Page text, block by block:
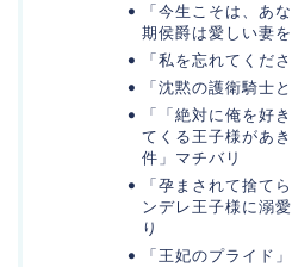
「今生こそは、あ
期侯爵は愛しい妻
「私を忘れてくだ
「沈黙の護衛騎士
「「絶対に俺を好
てくる王子様があ
件」マチバリ
「孕まされて捨て
ンデレ王子様に溺
り
「王妃のプライド